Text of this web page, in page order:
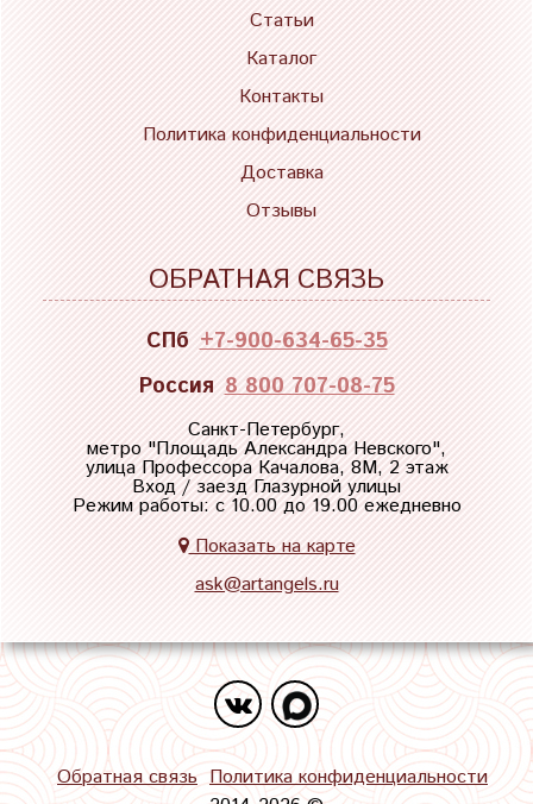
Статьи
Каталог
Контакты
Политика конфиденциальности
Доставка
Отзывы
ОБРАТНАЯ СВЯЗЬ
СПб +7-900-634-65-35
Россия 8 800 707-08-75
Санкт-Петербург,
метро "Площадь Александра Невского",
улица Профессора Качалова, 8М, 2 этаж
Вход / заезд Глазурной улицы
Режим работы: с 10.00 до 19.00 ежедневно
Показать на карте
ask@artangels.ru
Обратная связь Политика конфиденциальности